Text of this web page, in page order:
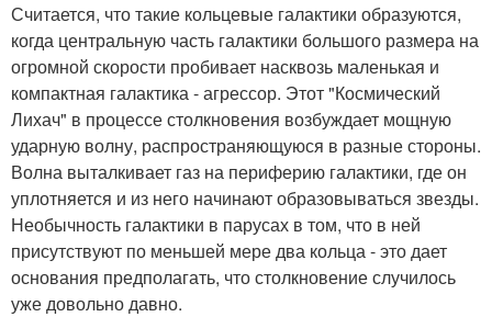
Считается, что такие кольцевые галактики образуются,
когда центральную часть галактики большого размера на
огромной скорости пробивает насквозь маленькая и
компактная галактика - агрессор. Этот "Космический
Лихач" в процессе столкновения возбуждает мощную
ударную волну, распространяющуюся в разные стороны.
Волна выталкивает газ на периферию галактики, где он
уплотняется и из него начинают образовываться звезды.
Необычность галактики в парусах в том, что в ней
присутствуют по меньшей мере два кольца - это дает
основания предполагать, что столкновение случилось
уже довольно давно.